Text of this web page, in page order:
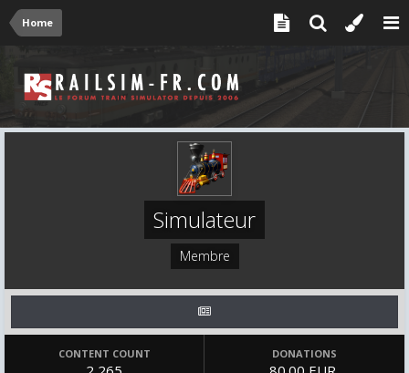
Home
Simulateur
Membre
CONTENT COUNT DONATIONS